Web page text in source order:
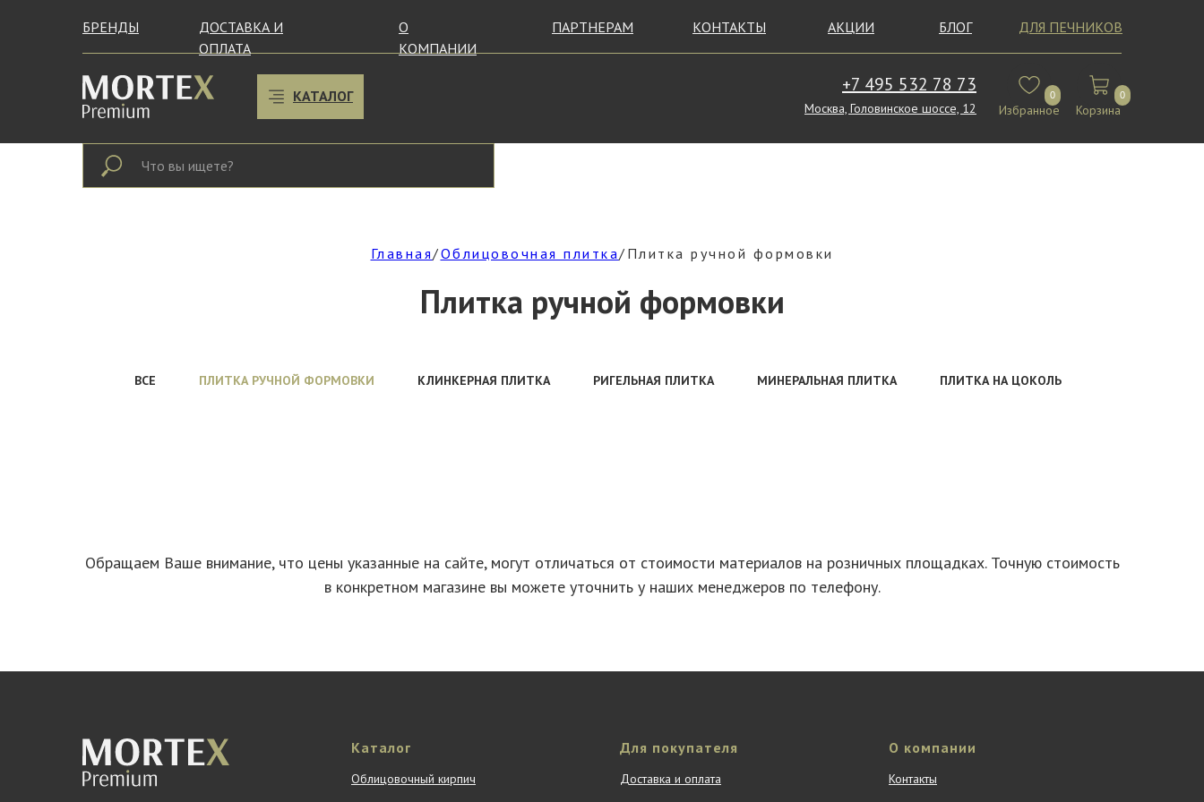
+7 495 532 78 73
Москва, Головинское шоссе, 12
АКЦИИ
КОНТАКТЫ
ПАРТНЕРАМ
О
КОМПАНИИ
ДОСТАВКА И
ОПЛАТА
БРЕНДЫ
КАТАЛОГ
БЛОГ
0 0
Избранное Корзина
ДЛЯ ПЕЧНИКОВ
Главная/Облицовочная плитка/Плитка ручной формовки
Плитка ручной формовки
ВСЕ ПЛИТКА РУЧНОЙ ФОРМОВКИ КЛИНКЕРНАЯ ПЛИТКА РИГЕЛЬНАЯ ПЛИТКА МИНЕРАЛЬНАЯ ПЛИТКА ПЛИТКА НА ЦОКОЛЬ
Обращаем Ваше внимание, что цены указанные на сайте, могут отличаться от стоимости материалов на розничных площадках. Точную стоимость
в конкретном магазине вы можете уточнить у наших менеджеров по телефону.
Каталог
Облицовочный кирпич
Для покупателя
Доставка и оплата
О компании
Контакты